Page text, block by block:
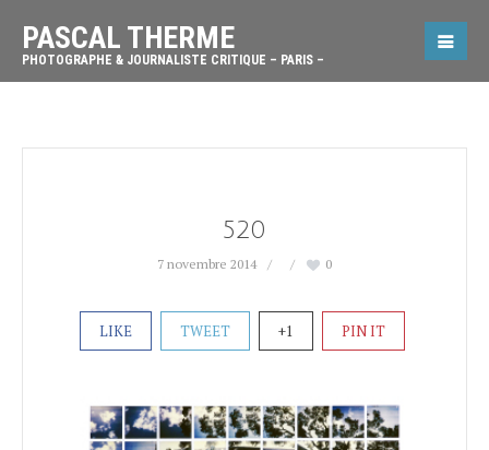
PASCAL THERME
PHOTOGRAPHE & JOURNALISTE CRITIQUE – PARIS –
520
7 novembre 2014 0
LIKE TWEET +1 PIN IT